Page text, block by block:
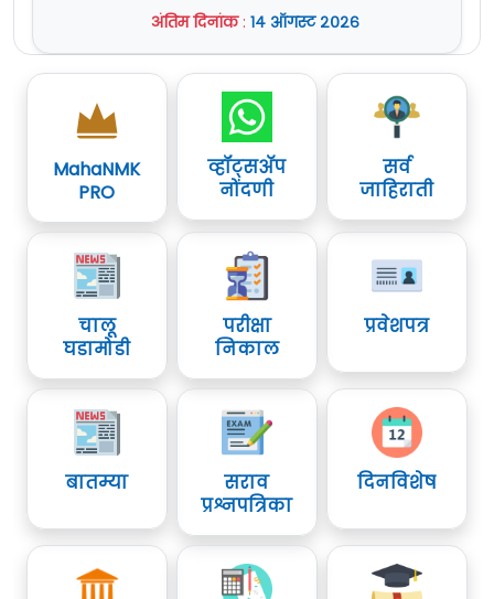
अंतिम दिनांक: १४ ऑगस्ट २०२६
MahaNMK
PRO
व्हॉट्सॲप
नोंदणी
सर्व
जाहिराती
चालू
घडामोडी
परीक्षा
निकाल
प्रवेशपत्र
बातम्या
सराव
प्रश्नपत्रिका
दिनविशेष